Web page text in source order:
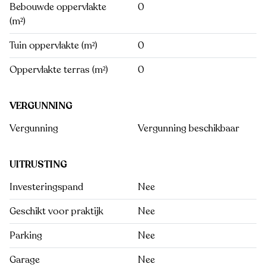
Bebouwde oppervlakte
(m²)
0
Tuin oppervlakte (m²)
0
Oppervlakte terras (m²)
0
VERGUNNING
Vergunning
Vergunning beschikbaar
UITRUSTING
Investeringspand
Nee
Geschikt voor praktijk
Nee
Parking
Nee
Garage
Nee